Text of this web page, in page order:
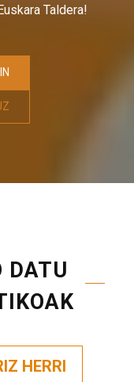
Taldera!
DATU
HERRI